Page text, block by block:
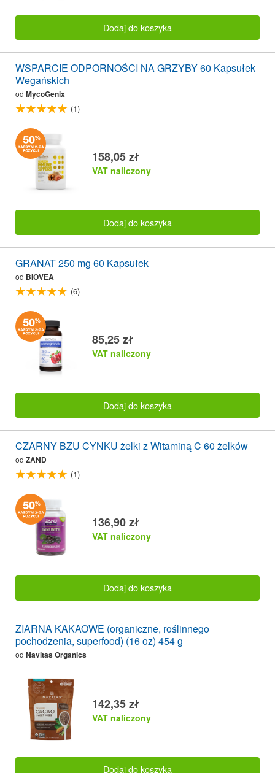
Dodaj do koszyka
WSPARCIE ODPORNOŚCI NA GRZYBY 60 Kapsułek
Wegańskich
od MycoGenix
(1)
158,05 zł
VAT naliczony
Dodaj do koszyka
GRANAT 250 mg 60 Kapsułek
od BIOVEA
(6)
85,25 zł
VAT naliczony
Dodaj do koszyka
CZARNY BZU CYNKU żelki z Witaminą C 60 żelków
od ZAND
(1)
136,90 zł
VAT naliczony
Dodaj do koszyka
ZIARNA KAKAOWE (organiczne, roślinnego
pochodzenia, superfood) (16 oz) 454 g
od Navitas Organics
142,35 zł
VAT naliczony
Dodaj do koszyka